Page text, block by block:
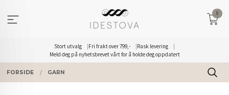
innholdet
Stort utvalg Fri frakt over 799,-
Rask levering
Meld deg på nyhetsbrevet vårt for å holde deg oppdatert
0
FORSIDE GARN